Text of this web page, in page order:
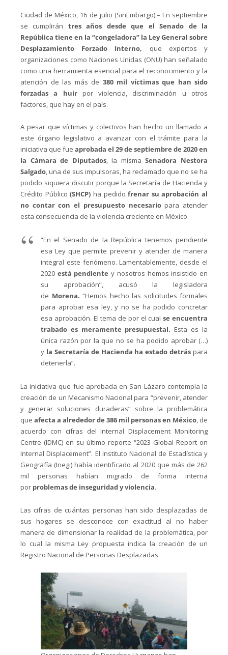
Ciudad de México, 16 de julio (SinEmbargo).– En septiembre
se cumplirán tres años desde que el Senado de la
República tiene en la “congeladora” la Ley General sobre
Desplazamiento Forzado Interno, que expertos y
organizaciones como Naciones Unidas (ONU) han señalado
como una herramienta esencial para el reconocimiento y la
atención de las más de 380 mil víctimas que han sido
forzadas a huirpor violencia, discriminación u otros
factores, que hay en el país.
A pesar que víctimas y colectivos han hecho un llamado a
este órgano legislativo a avanzar con el trámite para la
iniciativa que fue aprobada el 29 de septiembre de 2020 en
la Cámara de Diputados, la mismaSenadora Nestora
Salgado, una de sus impulsoras, ha reclamado que no se ha
podido siquiera discutir porque la Secretaría de Hacienda y
Crédito Público(SHCP) ha pedidofrenar su aprobación al
no contar con el presupuesto necesariopara atender
esta consecuencia de la violencia creciente en México.
“En el Senado de la República tenemos pendiente
esa Ley que permite prevenir y atender de manera
integral este fenómeno. Lamentablemente, desde el
2020 está pendiente y nosotros hemos insistido en
su aprobación”, acusó la legisladora
de Morena. “Hemos hecho las solicitudes formales
para aprobar esa ley, y no se ha podido concretar
esa aprobación. El tema de por el cualse encuentra
trabado es meramente presupuestal. Esta es la
única razón por la que no se ha podido aprobar (…)
y la Secretaría de Hacienda ha estado detrás para
detenerla”.
La iniciativa que fue aprobada en San Lázaro contempla la
creación de un Mecanismo Nacional para “prevenir, atender
y generar soluciones duraderas” sobre la problemática
que afecta a alrededor de 386 mil personas en México, de
acuerdo con cifras del Internal Displacement Monitoring
Centre (IDMC) en su último reporte “2023 Global Report on
Internal Displacement”. El Instituto Nacional de Estadística y
Geografía (Inegi) había identificado al 2020 que más de 262
mil personas habían migrado de forma interna
por problemas de inseguridad y violencia.
Las cifras de cuántas personas han sido desplazadas de
sus hogares se desconoce con exactitud al no haber
manera de dimensionar la realidad de la problemática, por
lo cual la misma Ley propuesta indica la creación de un
Registro Nacional de Personas Desplazadas.